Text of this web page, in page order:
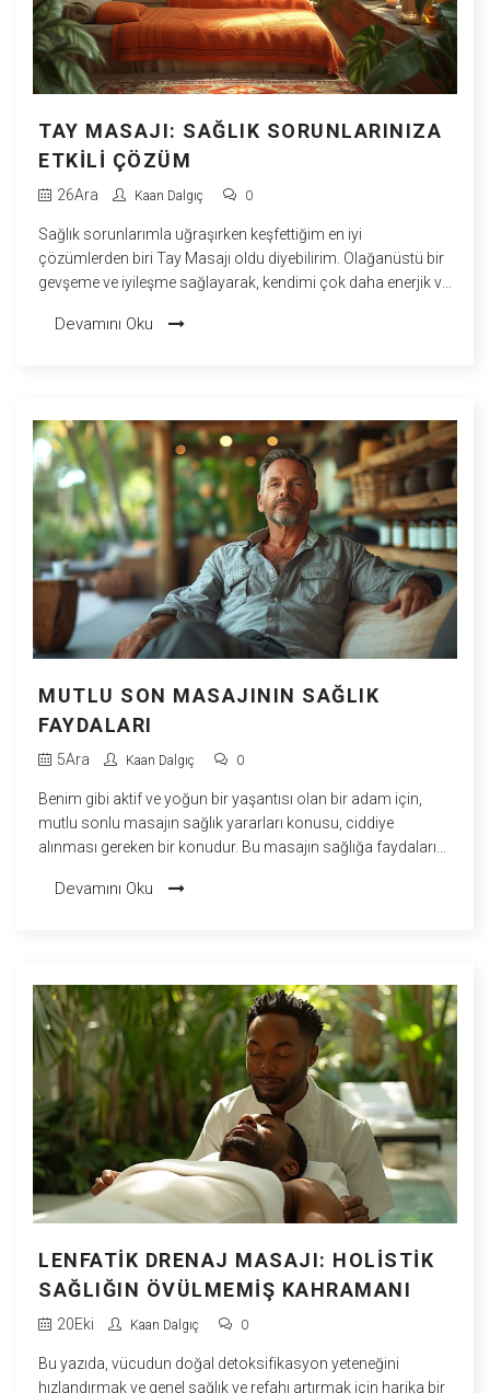
TAY MASAJI: SAĞLIK SORUNLARINIZA
ETKILI ÇÖZÜM
26Ara Kaan Dalgıç 0
Sağlık sorunlarımla uğraşırken keşfettiğim en iyi
çözümlerden biri Tay Masajı oldu diyebilirim. Olağanüstü bir
gevşeme ve iyileşme sağlayarak, kendimi çok daha enerjik ve
yöntemi olduğunu, benim deneyimlerimle birlikte bu yazıda
Tay Masajı'nın sağlığınıza nasıl olumlu katkılarda
bulunabileceğine dair kişisel gözlemlerimi sizinle
paylaşacağım.
Devamını Oku
MUTLU SON MASAJININ SAĞLIK
FAYDALARI
5Ara Kaan Dalgıç 0
Benim gibi aktif ve yoğun bir yaşantısı olan bir adam için,
mutlu sonlu masajın sağlık yararları konusu, ciddiye
alınması gereken bir konudur. Bu masajın sağlığa faydaları
bu deneyimi yaşamak, bedenime ve zihnime büyük bir iyilik
olan bu masajın detaylarına inelim.
Devamını Oku
LENFATIK DRENAJ MASAJI: HOLISTIK
SAĞLIĞIN ÖVÜLMEMIŞ KAHRAMANI
20Eki Kaan Dalgıç 0
Bu yazıda, vücudun doğal detoksifikasyon yeteneğini
hızlandırmak ve genel sağlık ve refahı artırmak için harika bir